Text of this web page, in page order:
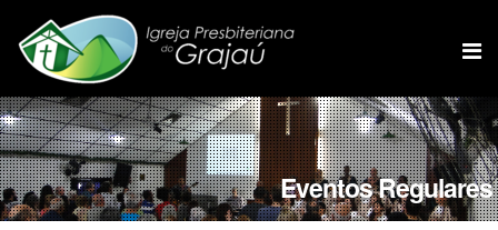
Eventos Regulares